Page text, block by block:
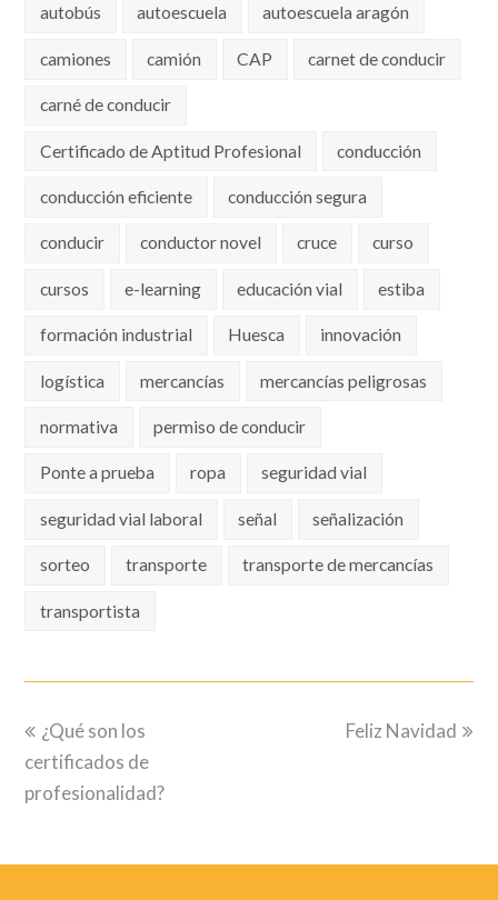
autobús autoescuela autoescuela aragón
camiones camión CAP carnet de conducir
carné de conducir
Certificado de Aptitud Profesional conducción
conducción eficiente conducción segura
conducir conductor novel cruce curso
cursos e-learning educación vial estiba
formación industrial Huesca innovación
logística mercancías mercancías peligrosas
normativa permiso de conducir
Ponte a prueba ropa seguridad vial
seguridad vial laboral señal señalización
sorteo transporte transporte de mercancías
transportista
previous
post:
¿Qué son los
certificados de
profesionalidad?
next
Feliz Navidad